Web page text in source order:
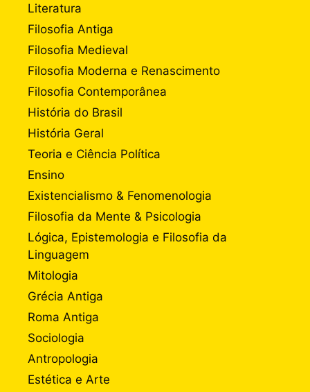
Literatura
Filosofia Antiga
Filosofia Medieval
Filosofia Moderna e Renascimento
Filosofia Contemporânea
História do Brasil
História Geral
Teoria e Ciência Política
Ensino
Existencialismo & Fenomenologia
Filosofia da Mente & Psicologia
Lógica, Epistemologia e Filosofia da
Linguagem
Mitologia
Grécia Antiga
Roma Antiga
Sociologia
Antropologia
Estética e Arte